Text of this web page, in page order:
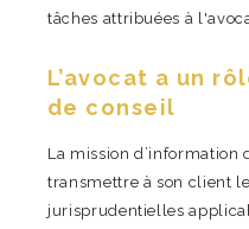
tâches attribuées à
L’avocat a un
de conseil
La mission d’information
transmettre à son client
jurisprudentielles